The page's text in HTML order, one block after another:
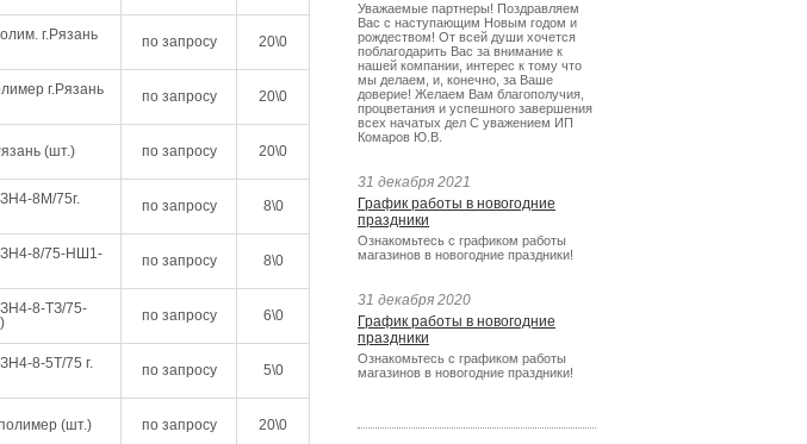
г.Рязань
по запросу 20\0
г.Рязань
по запросу 20\0
(шт.) по запросу 20\0
8М/75г.
по запросу 8\0
ЗН4-8/75-НШ1-
по запросу 8\0
8-ТЗ/75-
по запросу 6\0
8-5Т/75 г.
по запросу 5\0
(шт.) по запросу 20\0
Уважаемые партнеры! Поздравляем
Вас с наступающим Новым годом и
рождеством! От всей души хочется
поблагодарить Вас за внимание к
нашей компании, интерес к тому что
мы делаем, и, конечно, за Ваше
доверие! Желаем Вам благополучия,
процветания и успешного завершения
всех начатых дел С уважением ИП
Комаров Ю.В.
31 декабря 2021
График работы в новогодние
праздники
Ознакомьтесь с графиком работы
магазинов в новогодние праздники!
31 декабря 2020
График работы в новогодние
праздники
Ознакомьтесь с графиком работы
магазинов в новогодние праздники!